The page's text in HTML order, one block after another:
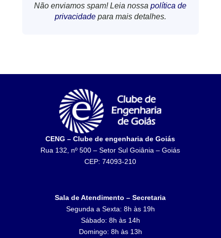
Não enviamos spam! Leia nossapolítica de
privacidadepara mais detalhes.
CENG – Clube de engenharia de Goiás
Rua 132, nº 500 – Setor Sul Goiânia – Goiás
CEP: 74093-210
Sala de Atendimento – Secretaria
Segunda a Sexta: 8h às 19h
Sábado: 8h às 14h
Domingo: 8h às 13h